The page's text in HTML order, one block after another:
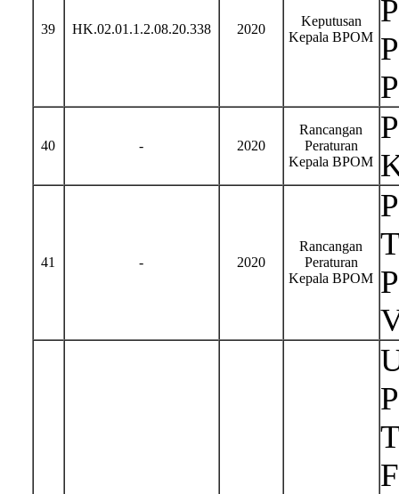
39 HK.02.01.1.2.08.20.338 2020
Keputusan
Kepala BPOM
40 - 2020
Rancangan
Peraturan
Kepala BPOM
41 - 2020
Rancangan
Peraturan
Kepala BPOM